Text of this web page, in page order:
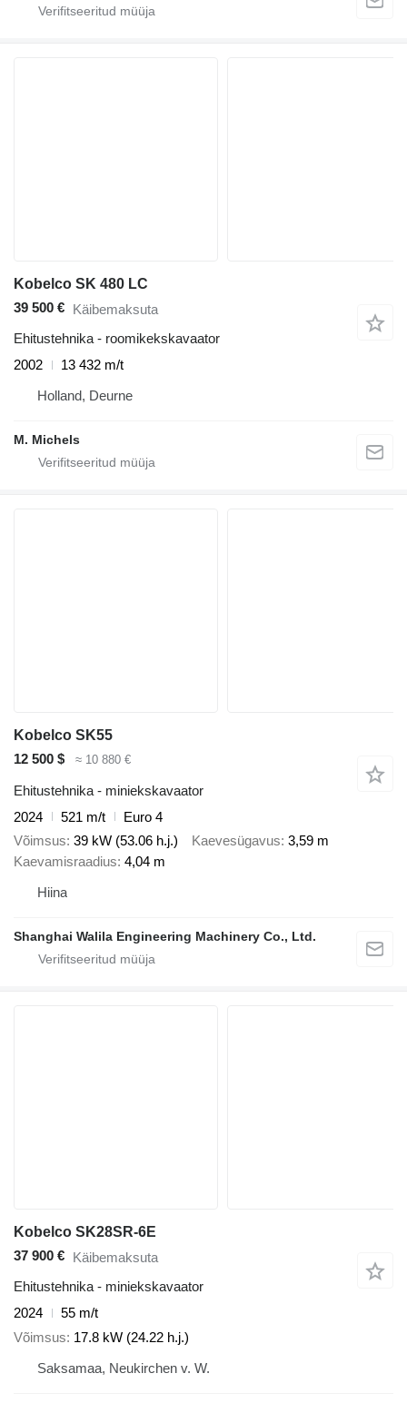
Kobelco SK 480 LC
39 500 € Käibemaksuta
Ehitustehnika - roomikekskavaator
2002
13 432 m/t
Holland, Deurne
M. Michels
Kobelco SK55
12 500 $
≈ 10 880 €
Ehitustehnika - miniekskavaator
2024
521 m/t
Euro 4
Võimsus 39 kW (53.06 h.j.) Kaevesügavus 3,59 m
Kaevamisraadius 4,04 m
Hiina
Shanghai Walila Engineering Machinery Co., Ltd.
Kobelco SK28SR-6E
37 900 € Käibemaksuta
Ehitustehnika - miniekskavaator
2024
55 m/t
Võimsus 17.8 kW (24.22 h.j.)
Saksamaa, Neukirchen v. W.